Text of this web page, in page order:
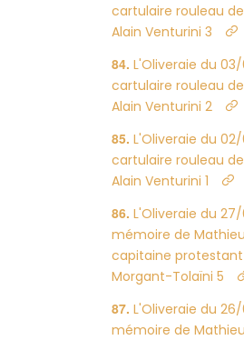
cartulaire rouleau
Alain Venturini 3
L'Oliveraie du
cartulaire rouleau
Alain Venturini 2
L'Oliveraie du
cartulaire rouleau
Alain Venturini 1
L'Oliveraie du
mémoire de
capitaine
Morgant-Tolaïni 5
L'Oliveraie du
mémoire de